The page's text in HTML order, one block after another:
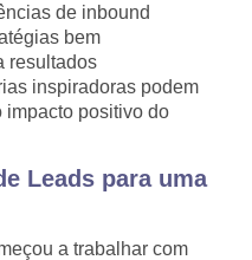
de inbound
bem
resultados
inspiradoras podem
impacto positivo do
Leads para uma
a trabalhar com